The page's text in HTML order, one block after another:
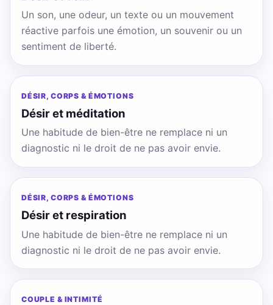
Un son, une odeur, un texte ou un mouvement
réactive parfois une émotion, un souvenir ou un
sentiment de liberté.
DÉSIR, CORPS & ÉMOTIONS
Désir et méditation
Une habitude de bien-être ne remplace ni un
diagnostic ni le droit de ne pas avoir envie.
DÉSIR, CORPS & ÉMOTIONS
Désir et respiration
Une habitude de bien-être ne remplace ni un
diagnostic ni le droit de ne pas avoir envie.
COUPLE & INTIMITÉ